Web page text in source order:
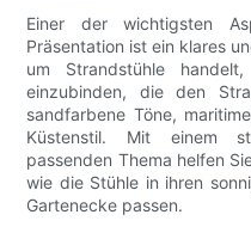
Einer der wichtigsten
Präsentation ist ein klares
um Strandstühle
einzubinden, die den
sandfarbene Töne,
Küstenstil. Mit einem
passenden Thema helfen
wie die Stühle in ihren
Gartenecke passen.